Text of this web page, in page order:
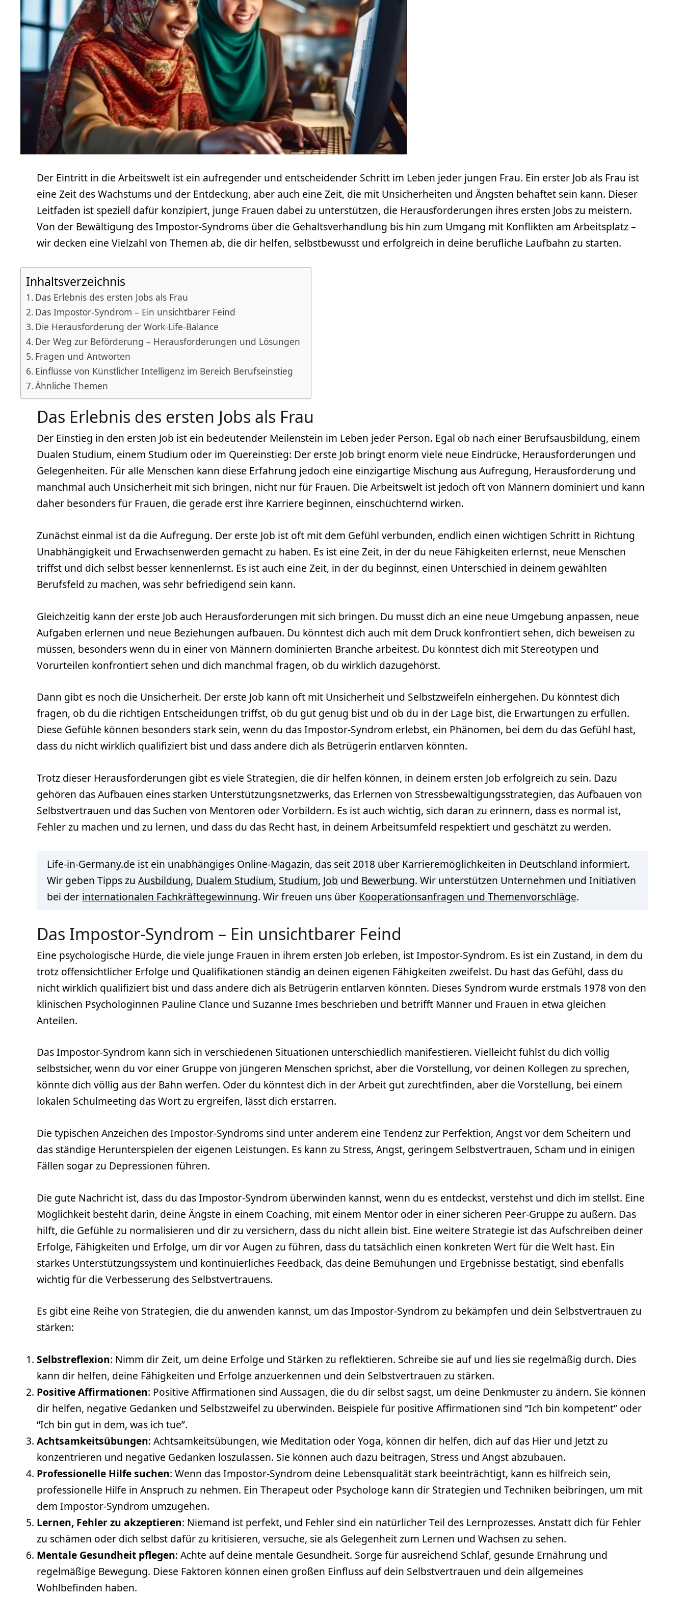
Der Eintritt in die Arbeitswelt ist ein aufregender und entscheidender Schritt im Leben jeder jungen Frau. Ein erster Job als Frau ist
eine Zeit des Wachstums und der Entdeckung, aber auch eine Zeit, die mit Unsicherheiten und Ängsten behaftet sein kann. Dieser
Leitfaden ist speziell dafür konzipiert, junge Frauen dabei zu unterstützen, die Herausforderungen ihres ersten Jobs zu meistern.
Von der Bewältigung des Impostor-Syndroms über die Gehaltsverhandlung bis hin zum Umgang mit Konflikten am Arbeitsplatz –
wir decken eine Vielzahl von Themen ab, die dir helfen, selbstbewusst und erfolgreich in deine berufliche Laufbahn zu starten.
Inhaltsverzeichnis
Das Erlebnis des ersten Jobs als Frau
Das Impostor-Syndrom – Ein unsichtbarer Feind
Die Herausforderung der Work-Life-Balance
Der Weg zur Beförderung – Herausforderungen und Lösungen
Fragen und Antworten
Einflüsse von Künstlicher Intelligenz im Bereich Berufseinstieg
Ähnliche Themen
Das Erlebnis des ersten Jobs als Frau
Der Einstieg in den ersten Job ist ein bedeutender Meilenstein im Leben jeder Person. Egal ob nach einer Berufsausbildung, einem
Dualen Studium, einem Studium oder im Quereinstieg: Der erste Job bringt enorm viele neue Eindrücke, Herausforderungen und
Gelegenheiten. Für alle Menschen kann diese Erfahrung jedoch eine einzigartige Mischung aus Aufregung, Herausforderung und
manchmal auch Unsicherheit mit sich bringen, nicht nur für Frauen. Die Arbeitswelt ist jedoch oft von Männern dominiert und kann
daher besonders für Frauen, die gerade erst ihre Karriere beginnen, einschüchternd wirken.
Zunächst einmal ist da die Aufregung. Der erste Job ist oft mit dem Gefühl verbunden, endlich einen wichtigen Schritt in Richtung
Unabhängigkeit und Erwachsenwerden gemacht zu haben. Es ist eine Zeit, in der du neue Fähigkeiten erlernst, neue Menschen
triffst und dich selbst besser kennenlernst. Es ist auch eine Zeit, in der du beginnst, einen Unterschied in deinem gewählten
Berufsfeld zu machen, was sehr befriedigend sein kann.
Gleichzeitig kann der erste Job auch Herausforderungen mit sich bringen. Du musst dich an eine neue Umgebung anpassen, neue
Aufgaben erlernen und neue Beziehungen aufbauen. Du könntest dich auch mit dem Druck konfrontiert sehen, dich beweisen zu
müssen, besonders wenn du in einer von Männern dominierten Branche arbeitest. Du könntest dich mit Stereotypen und
Vorurteilen konfrontiert sehen und dich manchmal fragen, ob du wirklich dazugehörst.
Dann gibt es noch die Unsicherheit. Der erste Job kann oft mit Unsicherheit und Selbstzweifeln einhergehen. Du könntest dich
fragen, ob du die richtigen Entscheidungen triffst, ob du gut genug bist und ob du in der Lage bist, die Erwartungen zu erfüllen.
Diese Gefühle können besonders stark sein, wenn du das Impostor-Syndrom erlebst, ein Phänomen, bei dem du das Gefühl hast,
dass du nicht wirklich qualifiziert bist und dass andere dich als Betrügerin entlarven könnten.
Trotz dieser Herausforderungen gibt es viele Strategien, die dir helfen können, in deinem ersten Job erfolgreich zu sein. Dazu
gehören das Aufbauen eines starken Unterstützungsnetzwerks, das Erlernen von Stressbewältigungsstrategien, das Aufbauen von
Selbstvertrauen und das Suchen von Mentoren oder Vorbildern. Es ist auch wichtig, sich daran zu erinnern, dass es normal ist,
Fehler zu machen und zu lernen, und dass du das Recht hast, in deinem Arbeitsumfeld respektiert und geschätzt zu werden.
Life-in-Germany.de ist ein unabhängiges Online-Magazin, das seit 2018 über Karrieremöglichkeiten in Deutschland informiert.
Wir geben Tipps zu Ausbildung, Dualem Studium, Studium, Job und Bewerbung. Wir unterstützen Unternehmen und Initiativen
bei der internationalen Fachkräftegewinnung. Wir freuen uns über Kooperationsanfragen und Themenvorschläge.
Das Impostor-Syndrom – Ein unsichtbarer Feind
Eine psychologische Hürde, die viele junge Frauen in ihrem ersten Job erleben, ist Impostor-Syndrom. Es ist ein Zustand, in dem du
trotz offensichtlicher Erfolge und Qualifikationen ständig an deinen eigenen Fähigkeiten zweifelst. Du hast das Gefühl, dass du
nicht wirklich qualifiziert bist und dass andere dich als Betrügerin entlarven könnten. Dieses Syndrom wurde erstmals 1978 von den
klinischen Psychologinnen Pauline Clance und Suzanne Imes beschrieben und betrifft Männer und Frauen in etwa gleichen
Anteilen.
Das Impostor-Syndrom kann sich in verschiedenen Situationen unterschiedlich manifestieren. Vielleicht fühlst du dich völlig
selbstsicher, wenn du vor einer Gruppe von jüngeren Menschen sprichst, aber die Vorstellung, vor deinen Kollegen zu sprechen,
könnte dich völlig aus der Bahn werfen. Oder du könntest dich in der Arbeit gut zurechtfinden, aber die Vorstellung, bei einem
lokalen Schulmeeting das Wort zu ergreifen, lässt dich erstarren.
Die typischen Anzeichen des Impostor-Syndroms sind unter anderem eine Tendenz zur Perfektion, Angst vor dem Scheitern und
das ständige Herunterspielen der eigenen Leistungen. Es kann zu Stress, Angst, geringem Selbstvertrauen, Scham und in einigen
Fällen sogar zu Depressionen führen.
Die gute Nachricht ist, dass du das Impostor-Syndrom überwinden kannst, wenn du es entdeckst, verstehst und dich im stellst. Eine
Möglichkeit besteht darin, deine Ängste in einem Coaching, mit einem Mentor oder in einer sicheren Peer-Gruppe zu äußern. Das
hilft, die Gefühle zu normalisieren und dir zu versichern, dass du nicht allein bist. Eine weitere Strategie ist das Aufschreiben deiner
Erfolge, Fähigkeiten und Erfolge, um dir vor Augen zu führen, dass du tatsächlich einen konkreten Wert für die Welt hast. Ein
starkes Unterstützungssystem und kontinuierliches Feedback, das deine Bemühungen und Ergebnisse bestätigt, sind ebenfalls
wichtig für die Verbesserung des Selbstvertrauens.
Es gibt eine Reihe von Strategien, die du anwenden kannst, um das Impostor-Syndrom zu bekämpfen und dein Selbstvertrauen zu
stärken:
Selbstreflexion: Nimm dir Zeit, um deine Erfolge und Stärken zu reflektieren. Schreibe sie auf und lies sie regelmäßig durch. Dies
kann dir helfen, deine Fähigkeiten und Erfolge anzuerkennen und dein Selbstvertrauen zu stärken.
Positive Affirmationen: Positive Affirmationen sind Aussagen, die du dir selbst sagst, um deine Denkmuster zu ändern. Sie können
dir helfen, negative Gedanken und Selbstzweifel zu überwinden. Beispiele für positive Affirmationen sind “Ich bin kompetent” oder
“Ich bin gut in dem, was ich tue”.
Achtsamkeitsübungen: Achtsamkeitsübungen, wie Meditation oder Yoga, können dir helfen, dich auf das Hier und Jetzt zu
konzentrieren und negative Gedanken loszulassen. Sie können auch dazu beitragen, Stress und Angst abzubauen.
Professionelle Hilfe suchen: Wenn das Impostor-Syndrom deine Lebensqualität stark beeinträchtigt, kann es hilfreich sein,
professionelle Hilfe in Anspruch zu nehmen. Ein Therapeut oder Psychologe kann dir Strategien und Techniken beibringen, um mit
dem Impostor-Syndrom umzugehen.
Lernen, Fehler zu akzeptieren: Niemand ist perfekt, und Fehler sind ein natürlicher Teil des Lernprozesses. Anstatt dich für Fehler
zu schämen oder dich selbst dafür zu kritisieren, versuche, sie als Gelegenheit zum Lernen und Wachsen zu sehen.
Mentale Gesundheit pflegen: Achte auf deine mentale Gesundheit. Sorge für ausreichend Schlaf, gesunde Ernährung und
regelmäßige Bewegung. Diese Faktoren können einen großen Einfluss auf dein Selbstvertrauen und dein allgemeines
Wohlbefinden haben.